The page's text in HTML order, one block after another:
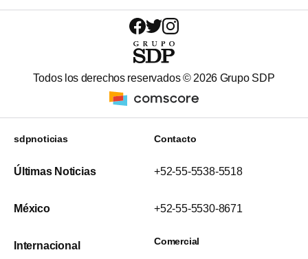
Todos los derechos reservados © 2026 Grupo SDP
sdpnoticias
Últimas Noticias
México
Internacional
Contacto
+52-55-5538-5518
+52-55-5530-8671
Comercial